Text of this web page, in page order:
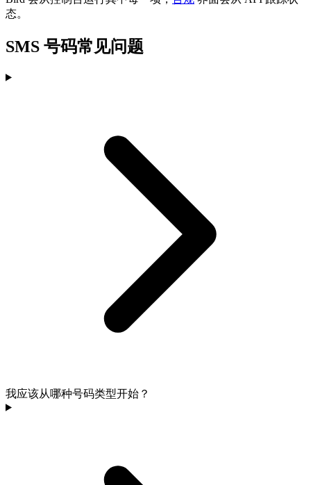
态。
SMS 号码常见问题
我应该从哪种号码类型开始？